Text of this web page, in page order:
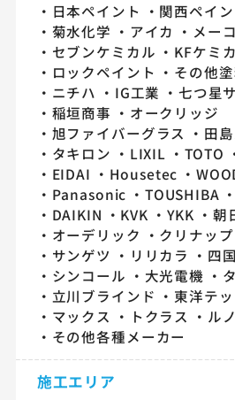
日本ペイント 関西ペイ
菊水化学
アイカ メー
セブンケミカル
KFケミ
ロックペイント
その他
ニチハ
IG工業
七つ星
稲垣商事
オークリッジ
旭ファイバーグラス
田
タキロン
LIXIL TOTO
EIDAI
Housetec
Panasonic
TOUSHIBA
DAIKIN
KVK YKK
朝
オーデリック
クリナップ
サンゲツ
リリカラ
四
シンコール
大光電機
立川ブラインド
東洋テ
マックス
トクラス ル
その他各種メーカー
施工エリア